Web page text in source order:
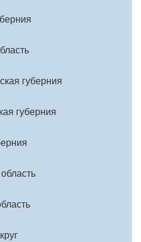
губерния
губерния